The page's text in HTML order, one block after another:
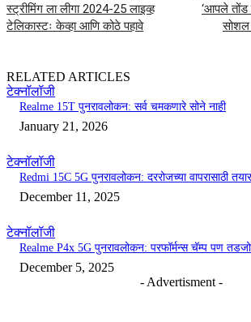
स्ट्रीमिंग ला लीगा 2024-25 लाइव्ह
टेलिकास्टः केव्हा आणि कोठे पहावे
‘आपले
सोशल
RELATED ARTICLES
टेक्नॉलॉजी
Realme 15T पुनरावलोकन: सर्व चमकणारे सोने नाही
January 21, 2026
टेक्नॉलॉजी
Redmi 15C 5G पुनरावलोकन: दररोजच्या वापरासाठी
December 11, 2025
टेक्नॉलॉजी
Realme P4x 5G पुनरावलोकन: परफॉर्मन्स चॅम्प पण
December 5, 2025
- Advertisment -